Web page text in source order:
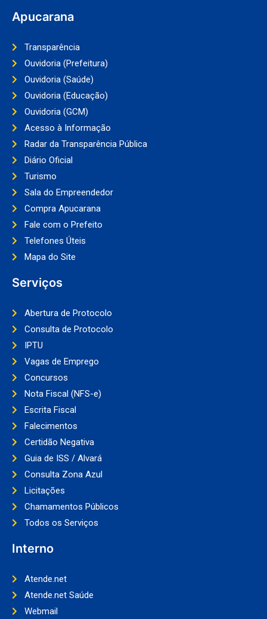
Apucarana
Transparência
Ouvidoria (Prefeitura)
Ouvidoria (Saúde)
Ouvidoria (Educação)
Ouvidoria (GCM)
Acesso à Informação
Radar da Transparência Pública
Diário Oficial
Turismo
Sala do Empreendedor
Compra Apucarana
Fale com o Prefeito
Telefones Úteis
Mapa do Site
Serviços
Abertura de Protocolo
Consulta de Protocolo
IPTU
Vagas de Emprego
Concursos
Nota Fiscal (NFS-e)
Escrita Fiscal
Falecimentos
Certidão Negativa
Guia de ISS / Alvará
Consulta Zona Azul
Licitações
Chamamentos Públicos
Todos os Serviços
Interno
Atende.net
Atende.net Saúde
Webmail